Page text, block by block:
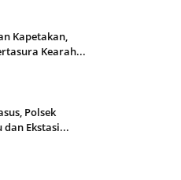
Kapetakan,
Kearah...
Polsek
dan Ekstasi...